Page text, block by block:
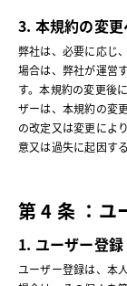
3. 本規約の変
弊社は、必要に応じ
場合は、弊社が運営
す。本規約の変更後
ザーは、本規約の変
の改定又は変更によ
意又は過失に起因す
第 4 条 ：ユ
1. ユーザー登録
ユーザー登録は、本